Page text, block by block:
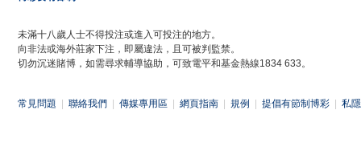
未滿十八歲人士不得投注或進入可投注的地方。
向非法或海外莊家下注，即屬違法，且可被判監禁。
切勿沉迷賭博，如需尋求輔導協助，可致電平和基金熱線1834 633。
常見問題 聯絡我們 傳媒專用區 網頁指南 規例 提倡有節制博彩 私